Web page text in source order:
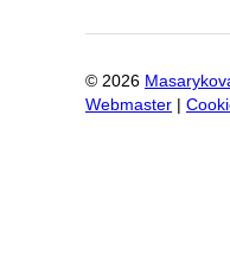
© 2026
Webmaster